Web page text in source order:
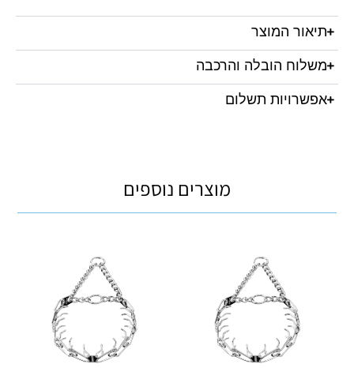
תיאור המוצר
משלוח הובלה והרכבה
אפשרויות תשלום
מוצרים נוספים